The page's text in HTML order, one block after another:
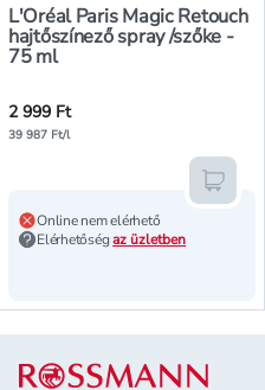
L'Oréal Paris Magic Retouch
hajtőszínező spray /szőke -
75 ml
2 999 Ft
39 987 Ft/l
Online nem elérhető
Elérhetőségaz üzletben
Lábléc